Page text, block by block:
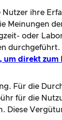
ihre
Meinungen
oder
um direkt zum
Für die
für die